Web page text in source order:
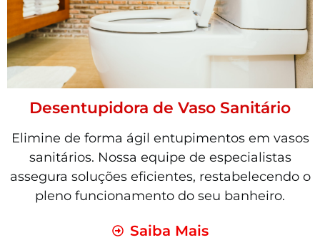
Desentupidora de Vaso Sanitário
Elimine de forma ágil entupimentos em vasos
sanitários. Nossa equipe de especialistas
assegura soluções eficientes, restabelecendo o
pleno funcionamento do seu banheiro.
Saiba Mais